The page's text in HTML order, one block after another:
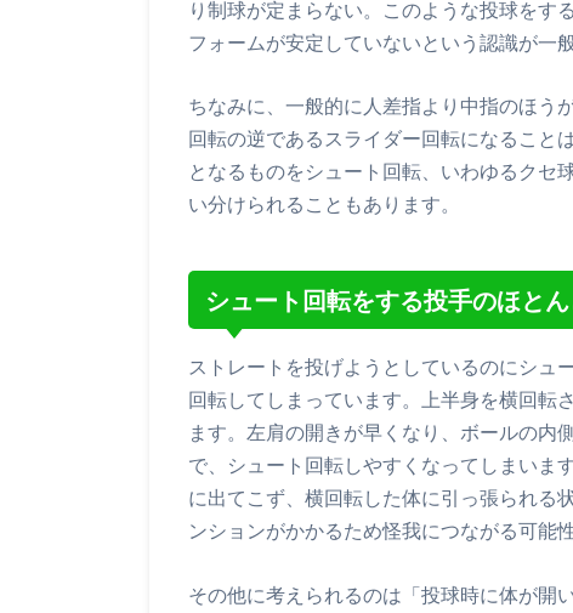
り制球が定まらない。このような投球をす
フォームが安定していないという認識が一般
ちなみに、一般的に人差指より中指のほう
回転の逆であるスライダー回転になること
となるものをシュート回転、いわゆるクセ
い分けられることもあります。
シュート回転をする投手のほと
ストレートを投げようとしているのにシュ
回転してしまっています。上半身を横回転
ます。左肩の開きが早くなり、ボールの内
で、シュート回転しやすくなってしまいま
に出てこず、横回転した体に引っ張られる
ンションがかかるため怪我につながる可能
その他に考えられるのは「投球時に体が開